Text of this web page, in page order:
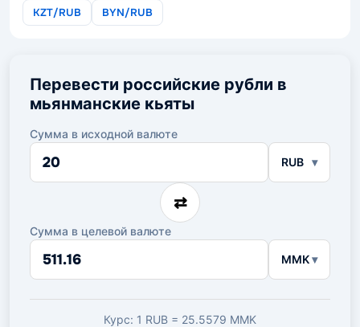
KZT/RUB
BYN/RUB
Перевести российские рубли в
мьянманские кьяты
Сумма в исходной валюте
Сумма
исходной
RUB
⇄
Сумма в целевой валюте
Сумма
целевой
валюте
MMK
Курс: 1 RUB = 25.5579 MMK